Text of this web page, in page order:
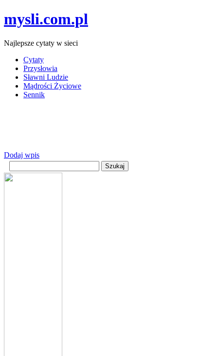
mysli.com.pl
Najlepsze cytaty w sieci
Cytaty
Przysłowia
Sławni Ludzie
Mądrości Życiowe
Sennik
Dodaj wpis